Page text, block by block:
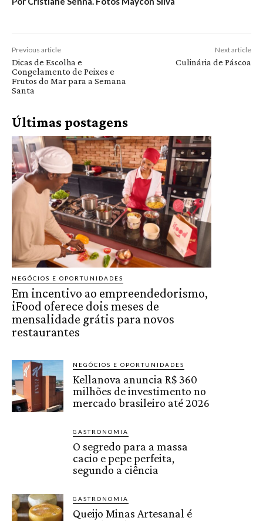
Previous article
Dicas de Escolha e
Congelamento de Peixes e
Frutos do Mar para a Semana
Santa
Next article
Culinária de Páscoa
Últimas postagens
NEGÓCIOS E OPORTUNIDADES
Em incentivo ao empreendedorismo,
iFood oferece dois meses de
mensalidade grátis para novos
restaurantes
NEGÓCIOS E OPORTUNIDADES
Kellanova anuncia R$ 360
milhões de investimento no
mercado brasileiro até 2026
GASTRONOMIA
O segredo para a massa
cacio e pepe perfeita,
segundo a ciência
GASTRONOMIA
Queijo Minas Artesanal é